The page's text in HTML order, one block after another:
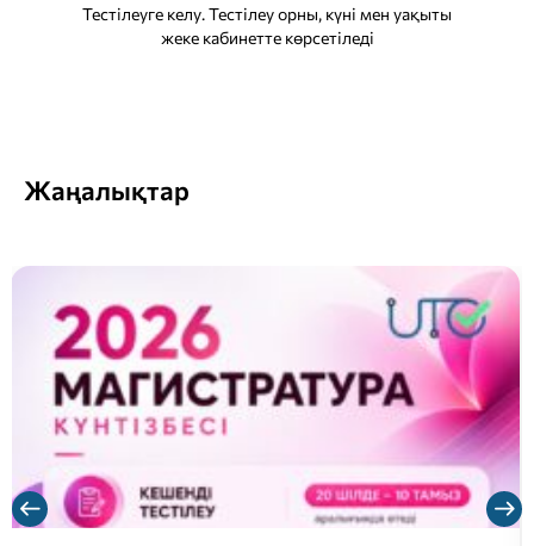
Тестілеуге келу. Тестілеу орны, күні мен уақыты
жеке кабинетте көрсетіледі
Жаңалықтар